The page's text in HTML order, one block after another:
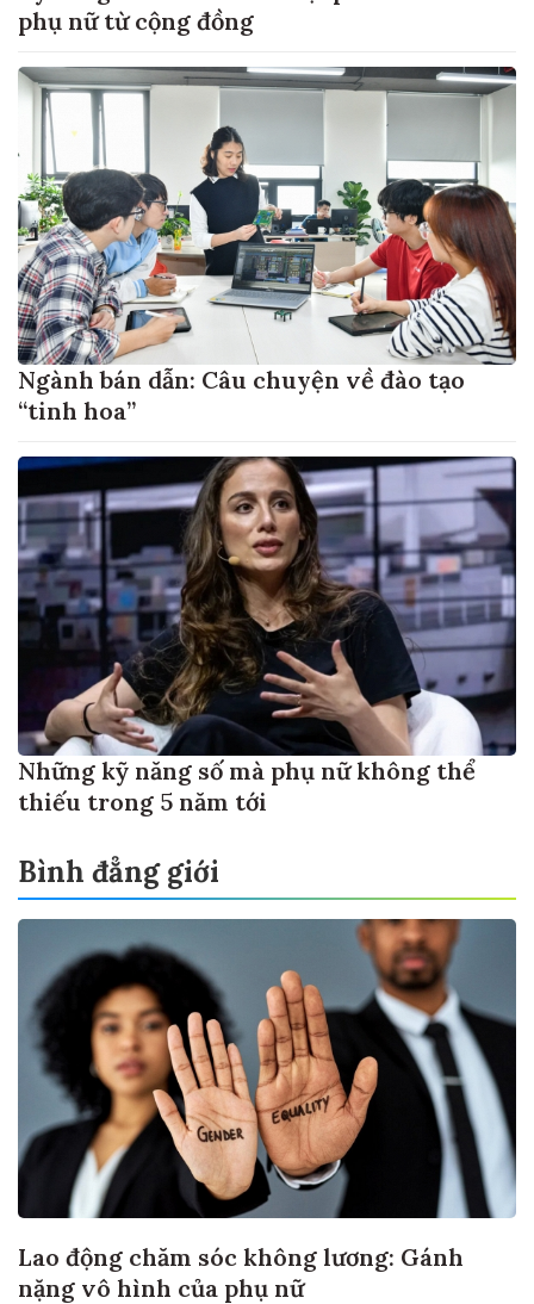
phụ nữ từ cộng đồng
Ngành bán dẫn: Câu chuyện về đào tạo
“tinh hoa”
Những kỹ năng số mà phụ nữ không thể
thiếu trong 5 năm tới
Bình đẳng giới
Lao động chăm sóc không lương: Gánh
nặng vô hình của phụ nữ